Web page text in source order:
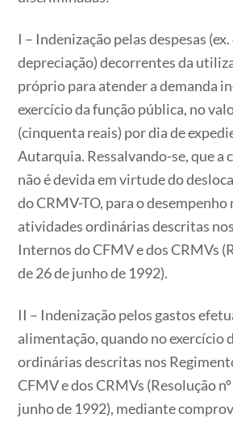
I – Indenização pelas despesas
depreciação) decorrentes da
próprio para atender a demanda
exercício da função pública, no
(cinquenta reais) por dia de
Autarquia. Ressalvando-se, que a
não é devida em virtude do
do CRMV-TO, para o desempenho
atividades ordinárias descritas
Internos do CFMV e dos CRMVs
de 26 de junho de 1992).
II – Indenização pelos gastos
alimentação, quando no exercício
ordinárias descritas nos
CFMV e dos CRMVs (Resolução
junho de 1992), mediante